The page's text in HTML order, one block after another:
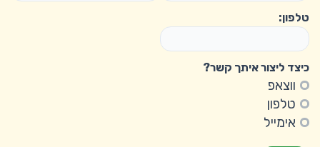
טלפון:
כיצד ליצור איתך קשר?
ווצאפ
טלפון
אימייל